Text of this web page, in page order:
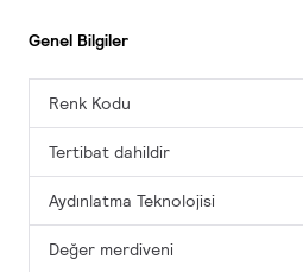
Genel Bilgiler
Renk Kodu
Tertibat dahildir
Aydınlatma Teknolojisi
Değer merdiveni